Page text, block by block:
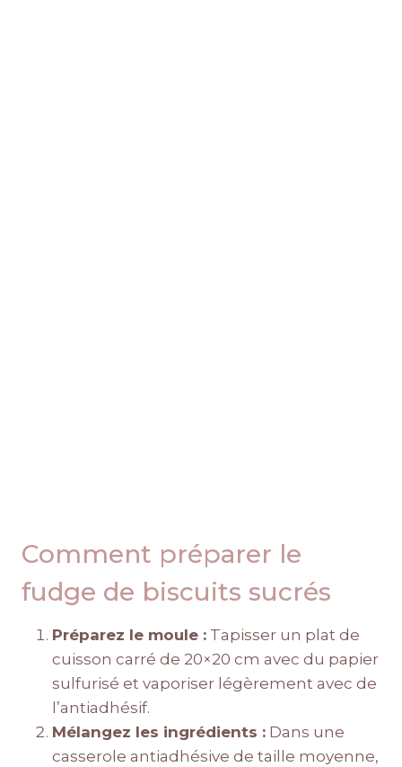
Comment préparer le
fudge de biscuits sucrés
Préparez le moule : Tapisser un plat de
cuisson carré de 20×20 cm avec du papier
sulfurisé et vaporiser légèrement avec de
l’antiadhésif.
Mélangez les ingrédients : Dans une
casserole antiadhésive de taille moyenne,